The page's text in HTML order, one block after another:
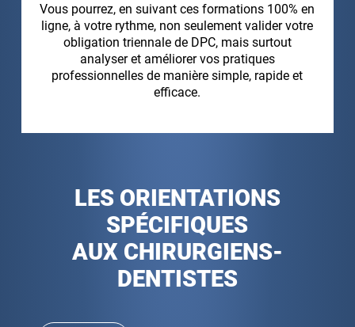
Vous pourrez, en suivant ces formations 100% en
ligne, à votre rythme, non seulement valider votre
obligation triennale de DPC, mais surtout
analyser et améliorer vos pratiques
professionnelles de manière simple, rapide et
efficace.
LES ORIENTATIONS
SPÉCIFIQUES
AUX CHIRURGIENS-
DENTISTES